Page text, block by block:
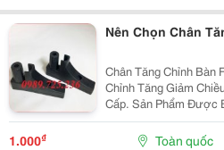
Nên Chọn Chân
Chân Tăng Chỉnh Bàn
Chỉnh Tăng Giảm
Cấp. Sản Phẩm Được
Hoặc Máy Móc. Thiết
Vật Dụng Một Cách
1.000₫ Toàn quốc